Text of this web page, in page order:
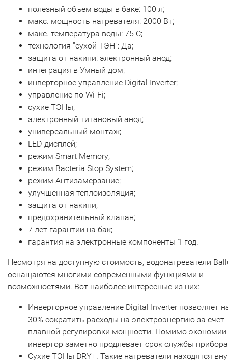
полезный объем воды в баке: 100 л;
макс. мощность нагревателя: 2000 Вт;
макс. температура воды: 75 С;
технология "сухой ТЭН": Да;
защита от накипи: электронный анод;
интеграция в Умный дом;
инверторное управление Digital Inverter;
управление по Wi-Fi;
сухие ТЭНы;
электронный титановый анод;
универсальный монтаж;
LED-дисплей;
режим Smart Memory;
режим Bacteria Stop System;
режим Антизамерзание;
улучшенная теплоизоляция;
защита от накипи;
предохранительный клапан;
7 лет гарантии на бак;
гарантия на электронные компоненты 1 год.
Несмотря на доступную стоимость, водонагреватели
оснащаются многими современными функциями и
возможностями. Вот наиболее интересные из них:
Инверторное управление Digital Inverter позволяет
30% сократить расходы на электроэнергию за счет
плавной регулировки мощности. Помимо экономии
инвертор заметно продлевает срок службы
Сухие ТЭНы DRY+. Такие нагреватели находятся